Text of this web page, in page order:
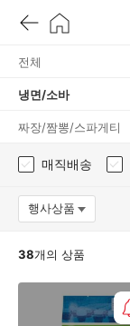
/
전체
냉면/소바
짜장/짬뽕/스파게티
매직배송
행사상품옵션팝업 열기
38개의 상품